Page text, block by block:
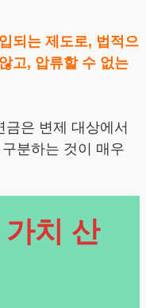
되는 제도로, 법적으
고, 압류할 수 없는
은 변제 대상에서
분하는 것이 매우
치 산